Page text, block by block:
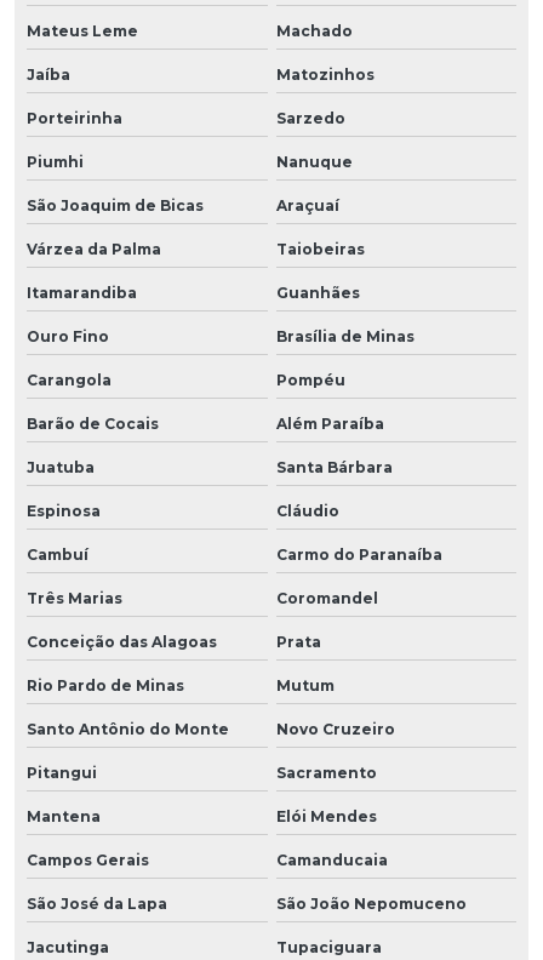
Mateus Leme Machado
Jaíba Matozinhos
Porteirinha Sarzedo
Piumhi Nanuque
São Joaquim de Bicas Araçuaí
Várzea da Palma Taiobeiras
Itamarandiba Guanhães
Ouro Fino Brasília de Minas
Carangola Pompéu
Barão de Cocais Além Paraíba
Juatuba Santa Bárbara
Espinosa Cláudio
Cambuí Carmo do Paranaíba
Três Marias Coromandel
Conceição das Alagoas Prata
Rio Pardo de Minas Mutum
Santo Antônio do Monte Novo Cruzeiro
Pitangui Sacramento
Mantena Elói Mendes
Campos Gerais Camanducaia
São José da Lapa São João Nepomuceno
Jacutinga Tupaciguara